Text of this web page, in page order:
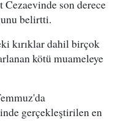
son derece
belirtti.
kırıklar dahil birçok
kötü muameleye
gerçekleştirilen en